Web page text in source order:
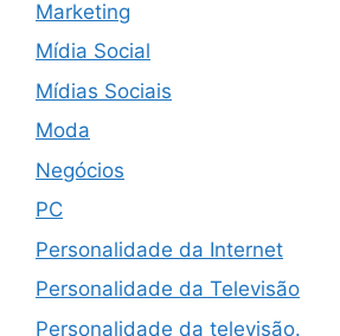
Marketing
Mídia Social
Mídias Sociais
Moda
Negócios
PC
Personalidade da Internet
Personalidade da Televisão
Personalidade da televisão.